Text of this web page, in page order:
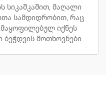
სიკაშკაშით, მაღალი
სამდიდრობით, რაც
იქნეს
ბეჭდვის მოთხოვნები